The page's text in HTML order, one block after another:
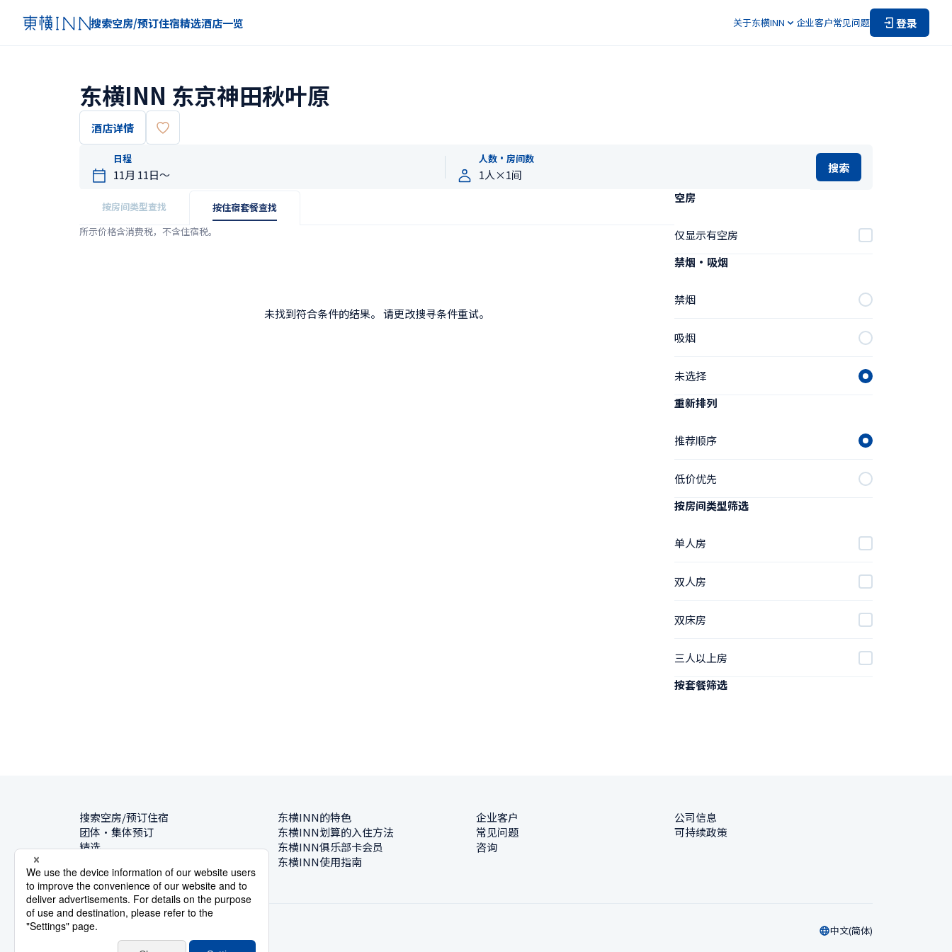
搜索空房/预订住宿精选酒店一览 关于东横INN 企业客户常见问题 登录
东横INN 东京神田秋叶原
酒店详情
日程 人数・房间数
搜索
按房间类型查找
按住宿套餐查找
所示价格含消费税，不含住宿税。
未找到符合条件的结果。 请更改搜寻条件重试。
空房
仅显示有空房
禁烟・吸烟
禁烟
吸烟
未选择
重新排列
推荐顺序
低价优先
按房间类型筛选
单人房
双人房
双床房
三人以上房
按套餐筛选
搜索空房/预订住宿
团体・集体预订
精选
东横INN的特色
东横INN划算的入住方法
东横INN俱乐部卡会员
东横INN使用指南
企业客户
常见问题
咨询
公司信息
可持续政策
中文(简体)